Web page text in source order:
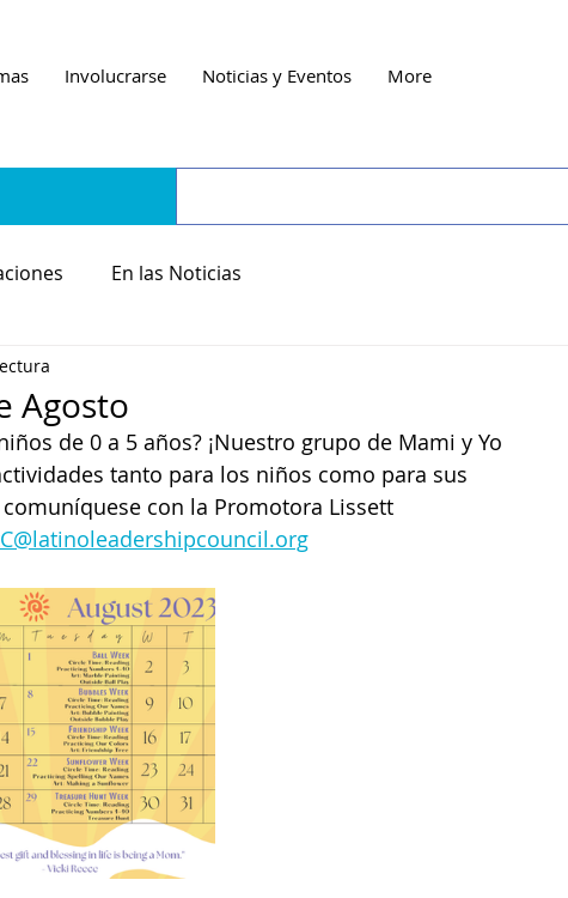
Involucrarse Noticias y Eventos More
En las Noticias
Agosto
de 0 a 5 años? ¡Nuestro grupo de Mami y Yo
tanto para los niños como para sus
con la Promotora Lissett